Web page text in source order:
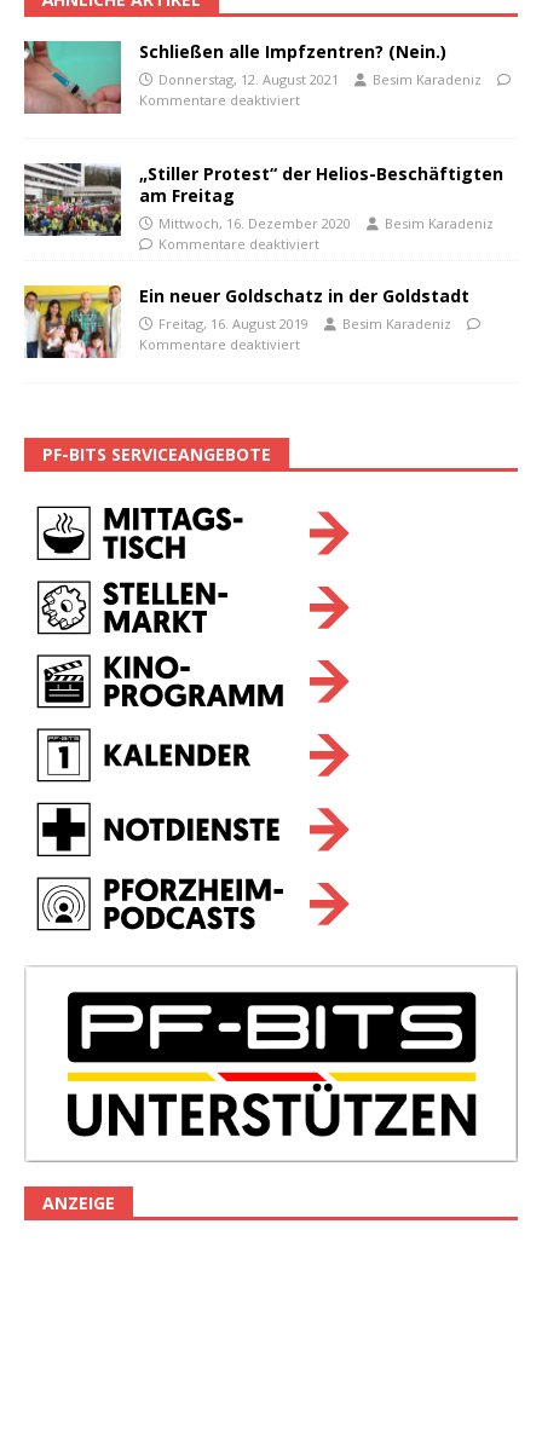
Schließen alle Impfzentren? (Nein.)
Donnerstag, 12. August 2021
Besim Karadeniz
Kommentare deaktiviert
„Stiller Protest“ der Helios-Beschäftigten
am Freitag
Mittwoch, 16. Dezember 2020
Besim Karadeniz
Kommentare deaktiviert
Ein neuer Goldschatz in der Goldstadt
Freitag, 16. August 2019
Besim Karadeniz
Kommentare deaktiviert
PF-BITS SERVICEANGEBOTE
ANZEIGE